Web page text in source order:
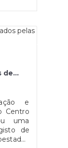
de
e
Centro
uma
de